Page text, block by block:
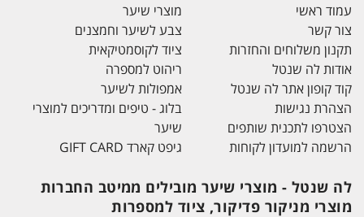
עמוד ראשי
צור קשר
תקנון משלוחים והחזרות
אודות לה שנטל
קוד קופון אתר לה שנטל
הצהרת נגישות
הצטרפו לתכנית שותפים
הרשמה למועדון לקוחות
מוצרי שיער
צבע לשיער וחמצנים
ציוד לקוסמטיקאית
ריהוט למספרה
אמפולות לשיער
בלוג - טיפים ומדריכים למוצרי
שיער
גיפט קארד GIFT CARD
לה שנטל - מוצרי שיער מובילים ממיטב החברות
מוצרי מניקור פדיקור, ציוד למספרות